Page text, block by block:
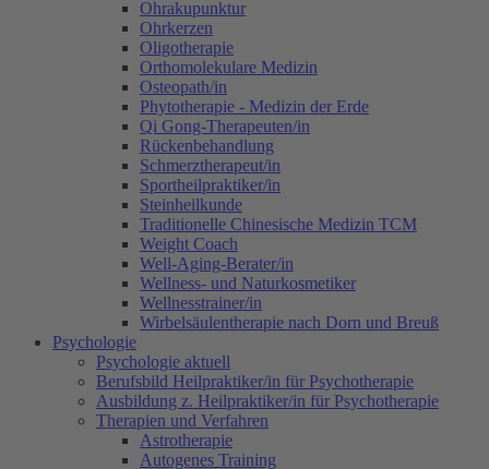
Ohrakupunktur
Ohrkerzen
Oligotherapie
Orthomolekulare Medizin
Osteopath/in
Phytotherapie - Medizin der Erde
Qi Gong-Therapeuten/in
Rückenbehandlung
Schmerztherapeut/in
Sportheilpraktiker/in
Steinheilkunde
Traditionelle Chinesische Medizin TCM
Weight Coach
Well-Aging-Berater/in
Wellness- und Naturkosmetiker
Wellnesstrainer/in
Wirbelsäulentherapie nach Dorn und Breuß
Psychologie
Psychologie aktuell
Berufsbild Heilpraktiker/in für Psychotherapie
Ausbildung z. Heilpraktiker/in für Psychotherapie
Therapien und Verfahren
Astrotherapie
Autogenes Training